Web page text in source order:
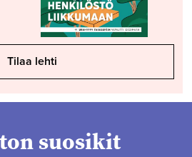
Tilaa lehti
suosikit